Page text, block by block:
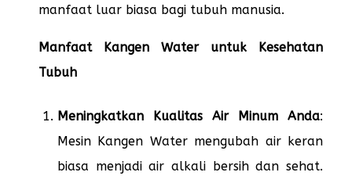
manfaat luar biasa bagi tubuh manusia.
Manfaat Kangen Water untuk Kesehatan
Tubuh
Meningkatkan Kualitas Air Minum Anda:
Mesin Kangen Water mengubah air keran
biasa menjadi air alkali bersih dan sehat.